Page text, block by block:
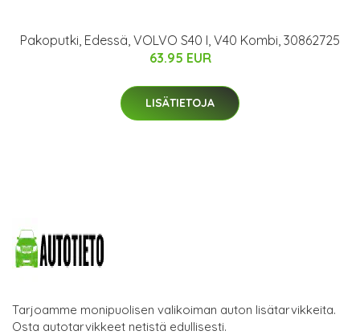
Pakoputki, Edessä, VOLVO S40 I, V40 Kombi, 30862725
63.95 EUR
LISÄTIETOJA
Tarjoamme monipuolisen valikoiman auton lisätarvikkeita.
Osta autotarvikkeet netistä edullisesti.